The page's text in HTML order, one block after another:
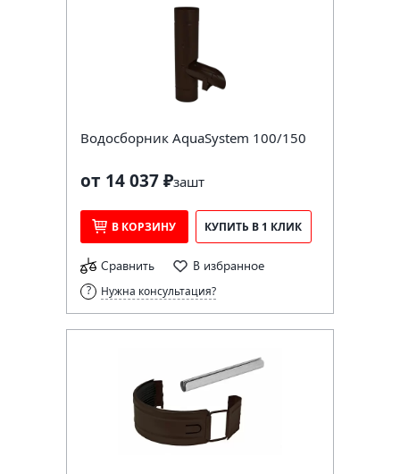
Водосборник AquaSystem 100/150
от 14 037 ₽зашт
В КОРЗИНУ КУПИТЬ В 1 КЛИК
Сравнить В избранное
Нужна консультация?